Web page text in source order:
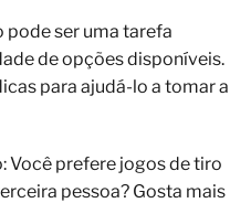
pode ser uma tarefa
de opções disponíveis.
para ajudá-lo a tomar a
Você prefere jogos de tiro
pessoa? Gosta mais